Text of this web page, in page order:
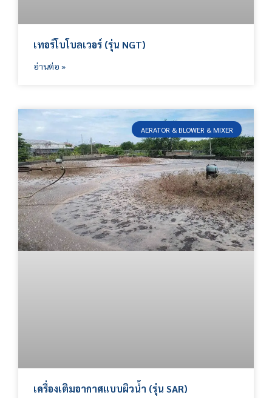
เทอร์โบโบลเวอร์ (รุ่น NGT)
อ่านต่อ »
AERATOR & BLOWER & MIXER
เครื่องเติมอากาศแบบผิวน้ำ (รุ่น SAR)